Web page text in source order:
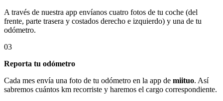
A través de nuestra app envíanos cuatro fotos de tu coche (del
frente, parte trasera y costados derecho e izquierdo) y una de tu
odómetro.
03
Reporta tu odómetro
Cada mes envía una foto de tu odómetro en la app de miituo. Así
sabremos cuántos km recorriste y haremos el cargo correspondiente.